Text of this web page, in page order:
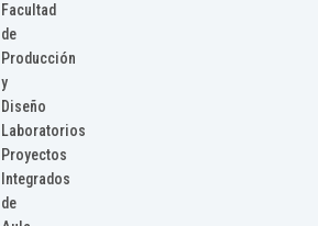
Facultad
de
Producción
y
Diseño
Laboratorios
Proyectos
Integrados
de